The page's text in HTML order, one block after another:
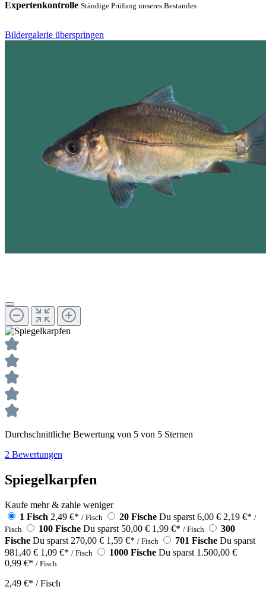
Expertenkontrolle Ständige Prüfung unseres Bestandes
Bildergalerie überspringen
Durchschnittliche Bewertung von 5 von 5 Sternen
2 Bewertungen
Spiegelkarpfen
Kaufe mehr & zahle weniger
1 Fisch 2,49 €* / Fisch 20 Fische Du sparst 6,00 € 2,19 €* /
Fisch
100 Fische Du sparst 50,00 € 1,99 €* / Fisch
300
Fische Du sparst 270,00 € 1,59 €* / Fisch 701 Fische Du sparst
981,40 € 1,09 €* / Fisch 1000 Fische Du sparst 1.500,00 €
0,99 €* / Fisch
2,49 €* / Fisch